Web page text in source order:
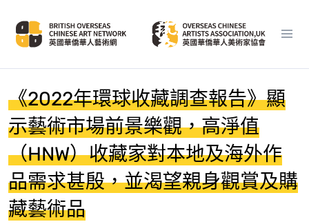
《2022年環球收藏調查報告》顯
示藝術市場前景樂觀，高淨值
（HNW）收藏家對本地及海外作
品需求甚殷，並渴望親身觀賞及購
藏藝術品